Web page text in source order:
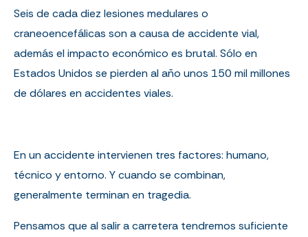
Seis de cada diez lesiones medulares o
craneoencefálicas son a causa de accidente vial,
además el impacto económico es brutal. Sólo en
Estados Unidos se pierden al año unos 150 mil millones
de dólares en accidentes viales.
En un accidente intervienen tres factores: humano,
técnico y entorno. Y cuando se combinan,
generalmente terminan en tragedia.
Pensamos que al salir a carretera tendremos suficiente